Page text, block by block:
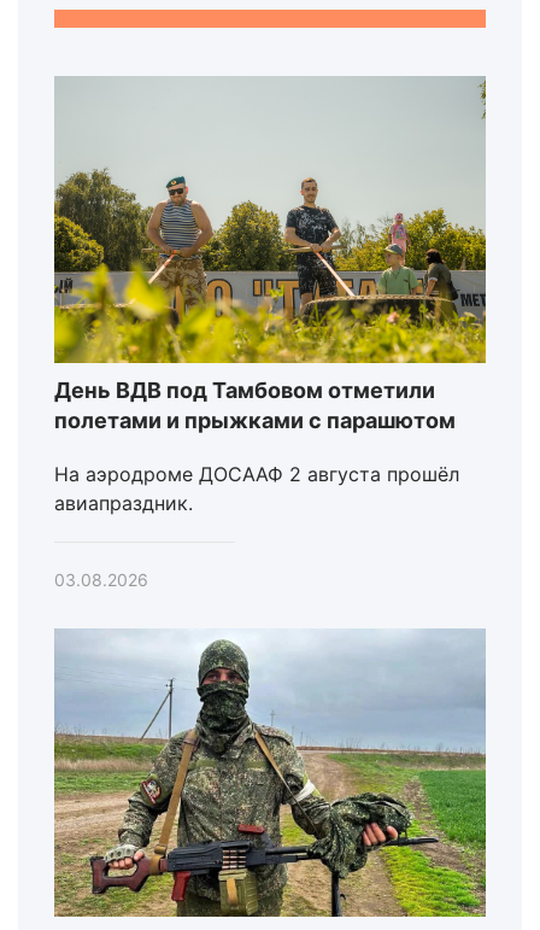
День ВДВ под Тамбовом отметили
полетами и прыжками с парашютом
На аэродроме ДОСААФ 2 августа прошёл
авиапраздник.
03.08.2026